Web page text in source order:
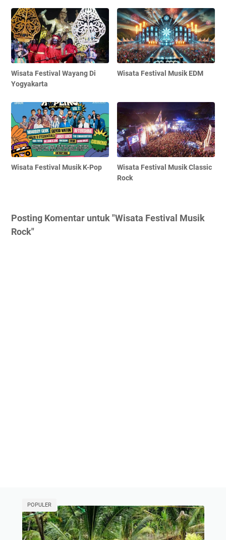
Wisata Festival Wayang Di
Yogyakarta
Wisata Festival Musik EDM
Wisata Festival Musik K-Pop
Wisata Festival Musik Classic
Rock
Posting Komentar untuk "Wisata Festival Musik
Rock"
POPULER